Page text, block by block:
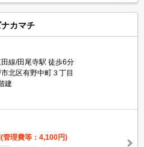
カマチ
線/田尾寺駅 徒歩6分
北区有野中町３丁目
建
(管理費等：4,100円)